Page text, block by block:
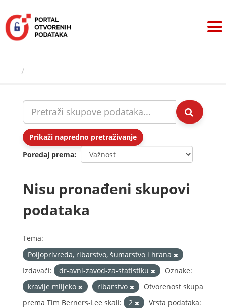
sadržaj
Prikaži napredno pretraživanje
Poredaj prema
Nisu pronađeni skupovi
podataka
Tema:
Poljoprivreda, ribarstvo, šumarstvo i hrana
Izdavači:
dr-avni-zavod-za-statistiku
Oznake:
kravlje mlijeko
ribarstvo
Otvorenost skupa
prema Tim Berners-Lee skali:
2
Vrsta podataka: